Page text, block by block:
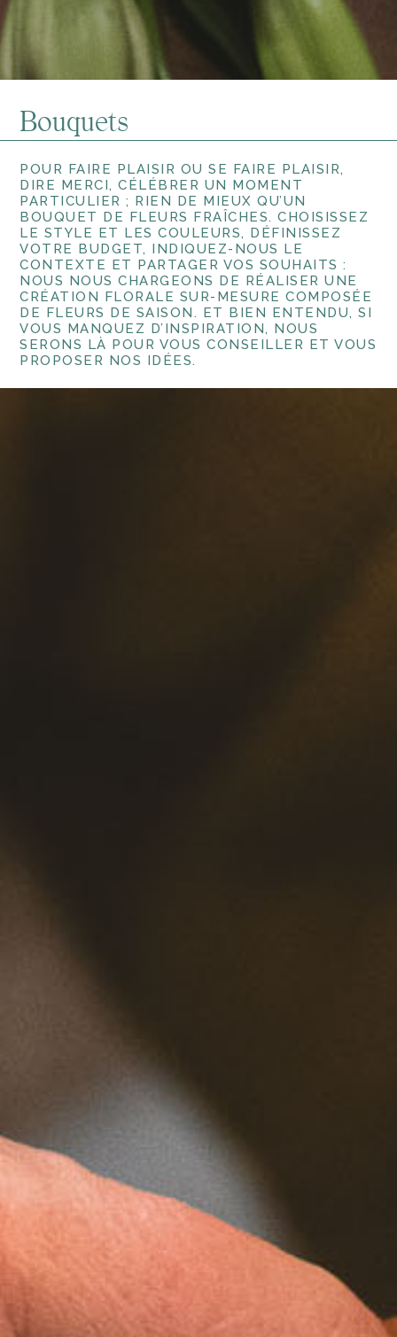
Bouquets
POUR FAIRE PLAISIR OU SE FAIRE PLAISIR,
DIRE MERCI, CÉLÉBRER UN MOMENT
PARTICULIER ; RIEN DE MIEUX QU’UN
BOUQUET DE FLEURS FRAÎCHES. CHOISISSEZ
LE STYLE ET LES COULEURS, DÉFINISSEZ
VOTRE BUDGET, INDIQUEZ-NOUS LE
CONTEXTE ET PARTAGER VOS SOUHAITS :
NOUS NOUS CHARGEONS DE RÉALISER UNE
CRÉATION FLORALE SUR-MESURE COMPOSÉE
DE FLEURS DE SAISON. ET BIEN ENTENDU, SI
VOUS MANQUEZ D’INSPIRATION, NOUS
SERONS LÀ POUR VOUS CONSEILLER ET VOUS
PROPOSER NOS IDÉES.